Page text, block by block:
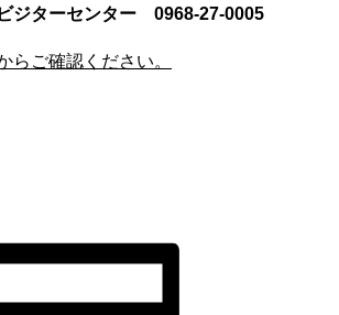
ジターセンター 0968-27-0005
らご確認ください。